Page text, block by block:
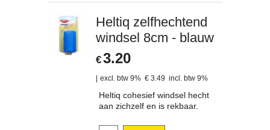
Heltiq zelfhechtend
windsel 8cm - blauw
€3.20
excl. btw 9% € 3.49 incl. btw 9%
Heltiq cohesief windsel hecht
aan zichzelf en is rekbaar.